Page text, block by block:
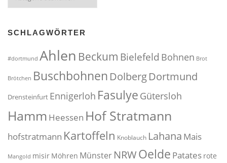
SCHLAGWÖRTER
#dortmund Ahlen Beckum Bielefeld Bohnen Brot
Brötchen Buschbohnen DolbergDortmund
Drensteinfurt Ennigerloh Fasulye Gütersloh
Hamm Heessen Hof Stratmann
hofstratmann Kartoffeln Knoblauch Lahana Mais
Mangold misir Möhren Münster NRWOelde Patates rote